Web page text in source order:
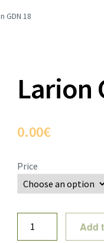
GDN 18
Larion
0.00€
Price
GDN
Add